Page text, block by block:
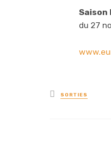
Saison
du 27
Posted
in
SORTIES